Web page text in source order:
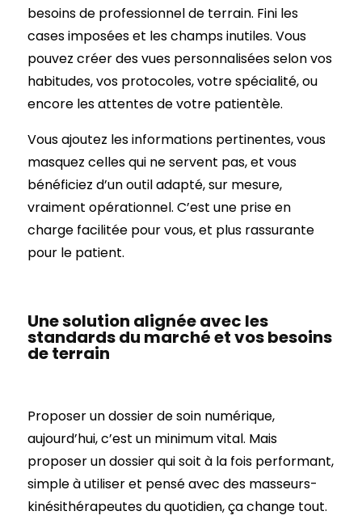
besoins de professionnel de terrain. Fini les
cases imposées et les champs inutiles. Vous
pouvez créer des vues personnalisées selon vos
habitudes, vos protocoles, votre spécialité, ou
encore les attentes de votre patientèle.
Vous ajoutez les informations pertinentes, vous
masquez celles qui ne servent pas, et vous
bénéficiez d’un outil adapté, sur mesure,
vraiment opérationnel. C’est une prise en
charge facilitée pour vous, et plus rassurante
pour le patient.
Une solution alignée avec les
standards du marché et vos besoins
de terrain
Proposer un dossier de soin numérique,
aujourd’hui, c’est un minimum vital. Mais
proposer un dossier qui soit à la fois performant,
simple à utiliser et pensé avec des masseurs-
kinésithérapeutes du quotidien, ça change tout.